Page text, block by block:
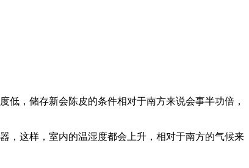
，储存新会陈皮的条件相对于南方来说会事半功倍，
，这样，室内的温湿度都会上升，相对于南方的气候来